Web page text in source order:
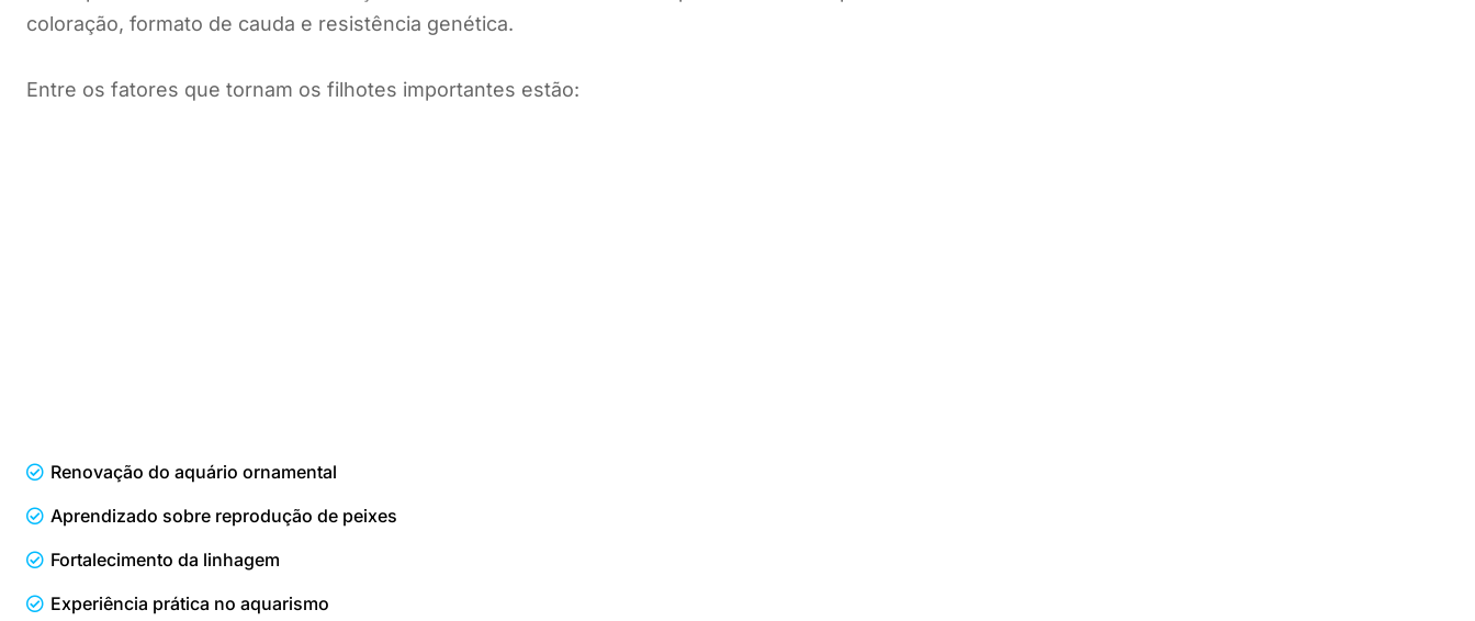
coloração, formato de cauda e resistência genética.
Entre os fatores que tornam os filhotes importantes estão:
Renovação do aquário ornamental
Aprendizado sobre reprodução de peixes
Fortalecimento da linhagem
Experiência prática no aquarismo